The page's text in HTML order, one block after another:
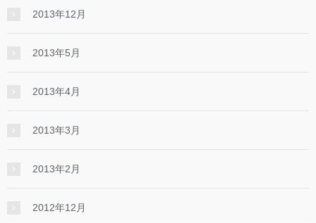
2013年12月
2013年5月
2013年4月
2013年3月
2013年2月
2012年12月